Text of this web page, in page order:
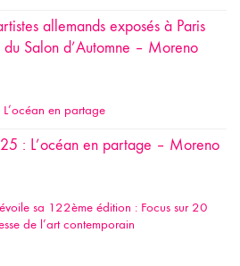
allemands exposés à Paris
Salon d’Automne – Moreno
en partage
: L’océan en partage – Moreno
sa 122ème édition : Focus sur 20
de l’art contemporain